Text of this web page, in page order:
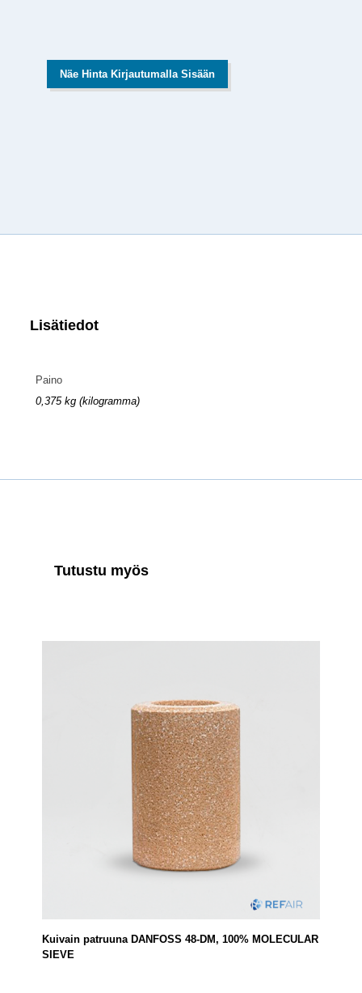
Näe Hinta Kirjautumalla Sisään
Lisätiedot
Paino
0,375 kg (kilogramma)
Tutustu myös
Kuivain patruuna DANFOSS 48-DM, 100% MOLECULAR
SIEVE